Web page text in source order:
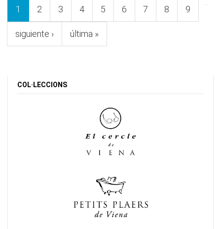
1 2 3 4 5 6 7 8 9
siguiente › última »
COL·LECCIONS